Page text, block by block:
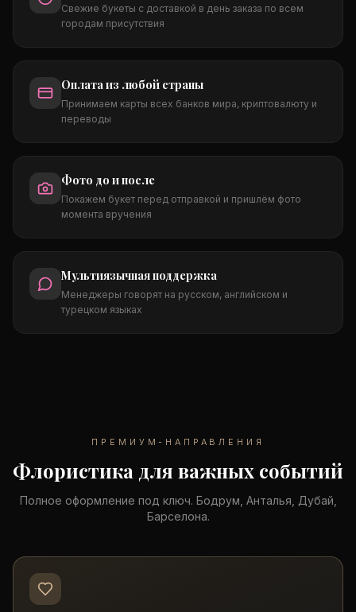
Свежие букеты с доставкой в день заказа по всем
городам присутствия
Оплата из любой страны
Принимаем карты всех банков мира, криптовалюту и
переводы
Фото до и после
Покажем букет перед отправкой и пришлём фото
момента вручения
Мультиязычная поддержка
Менеджеры говорят на русском, английском и
турецком языках
ПРЕМИУМ-НАПРАВЛЕНИЯ
Флористика для важных событий
Полное оформление под ключ. Бодрум, Анталья, Дубай,
Барселона.